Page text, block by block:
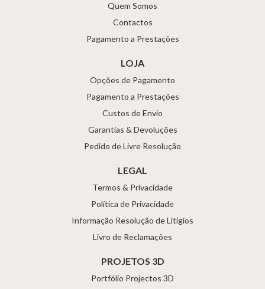
Quem Somos
Contactos
Pagamento a Prestações
LOJA
Opções de Pagamento
Pagamento a Prestações
Custos de Envio
Garantias & Devoluções
Pedido de Livre Resolução
LEGAL
Termos & Privacidade
Política de Privacidade
Informação Resolução de Litígios
Livro de Reclamações
PROJETOS 3D
Portfólio Projectos 3D